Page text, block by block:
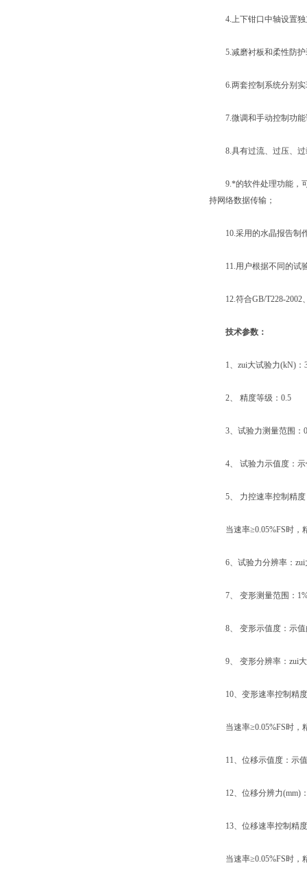
4.上下钳口中轴设置独
5.减磨衬板和柔性防护
6.两套控制系统分别实
7.微调和手动控制功能
8.具有过流、过压、过
9.*的软件处理功能，可
持网络数据传输；
10.采用的水晶报告制作
11.用户根据不同的试验
12.符合GB/T228-2002、
技术参数：
1、zui大试验力(kN)：
2、 精度等级：0.5
3、试验力测量范围：
4、 试验力示值度：示
5、 力控速率控制精度
当速率≥0.05%FS时，
6、试验力分辨率：zui
7、 变形测量范围：
8、 变形示值度：示值
9、 变形分辨率：zui大
10、变形速率控制精度
当速率≥0.05%FS时，
11、位移示值度：示值
12、位移分辨力(mm)
13、位移速率控制精度
当速率≥0.05%FS时，